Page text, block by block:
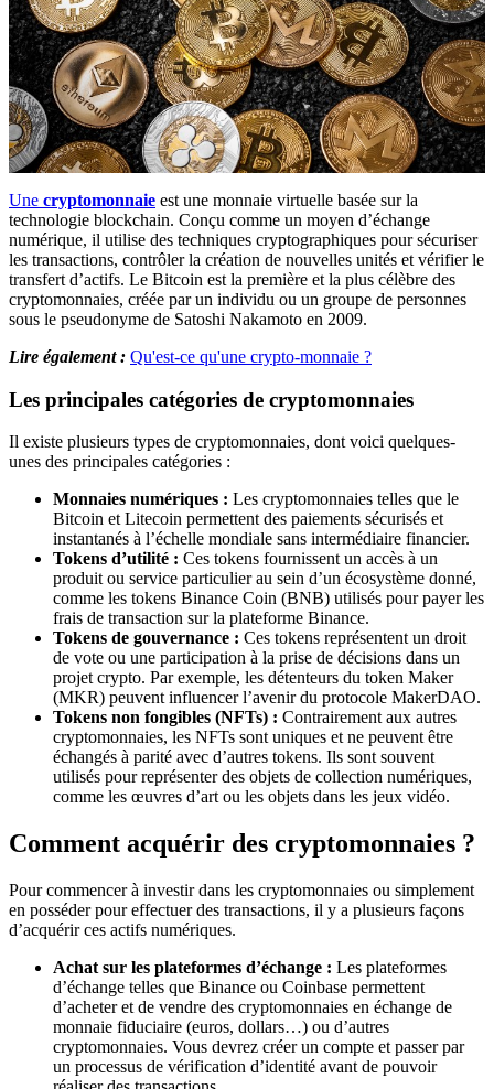
Une cryptomonnaie est une monnaie virtuelle basée sur la
technologie blockchain. Conçu comme un moyen d’échange
numérique, il utilise des techniques cryptographiques pour sécuriser
les transactions, contrôler la création de nouvelles unités et vérifier le
transfert d’actifs. Le Bitcoin est la première et la plus célèbre des
cryptomonnaies, créée par un individu ou un groupe de personnes
sous le pseudonyme de Satoshi Nakamoto en 2009.
Lire également : Qu'est-ce qu'une crypto-monnaie ?
Les principales catégories de cryptomonnaies
Il existe plusieurs types de cryptomonnaies, dont voici quelques-
unes des principales catégories :
Monnaies numériques : Les cryptomonnaies telles que le
Bitcoin et Litecoin permettent des paiements sécurisés et
instantanés à l’échelle mondiale sans intermédiaire financier.
Tokens d’utilité : Ces tokens fournissent un accès à un
produit ou service particulier au sein d’un écosystème donné,
comme les tokens Binance Coin (BNB) utilisés pour payer les
frais de transaction sur la plateforme Binance.
Tokens de gouvernance : Ces tokens représentent un droit
de vote ou une participation à la prise de décisions dans un
projet crypto. Par exemple, les détenteurs du token Maker
(MKR) peuvent influencer l’avenir du protocole MakerDAO.
Tokens non fongibles (NFTs) : Contrairement aux autres
cryptomonnaies, les NFTs sont uniques et ne peuvent être
échangés à parité avec d’autres tokens. Ils sont souvent
utilisés pour représenter des objets de collection numériques,
comme les œuvres d’art ou les objets dans les jeux vidéo.
Comment acquérir des cryptomonnaies ?
Pour commencer à investir dans les cryptomonnaies ou simplement
en posséder pour effectuer des transactions, il y a plusieurs façons
d’acquérir ces actifs numériques.
Achat sur les plateformes d’échange : Les plateformes
d’échange telles que Binance ou Coinbase permettent
d’acheter et de vendre des cryptomonnaies en échange de
monnaie fiduciaire (euros, dollars…) ou d’autres
cryptomonnaies. Vous devrez créer un compte et passer par
un processus de vérification d’identité avant de pouvoir